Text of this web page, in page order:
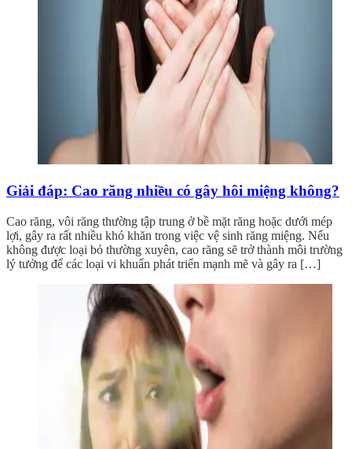
Giải đáp: Cao răng nhiều có gây hôi miệng không?
Cao răng, vôi răng thường tập trung ở bề mặt răng hoặc dưới mép
lợi, gây ra rất nhiều khó khăn trong việc vệ sinh răng miệng. Nếu
không được loại bỏ thường xuyên, cao răng sẽ trở thành môi trường
lý tưởng để các loại vi khuẩn phát triển mạnh mẽ và gây ra […]